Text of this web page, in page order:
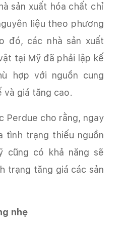
sản xuất hóa chất chỉ
liệu theo phương
đó, các nhà sản xuất
tại Mỹ đã phải lập kế
hợp với nguồn cung
và giá tăng cao.
Perdue cho rằng, ngay
tình trạng thiếu nguồn
cũng có khả năng sẽ
trạng tăng giá các sản
nhẹ